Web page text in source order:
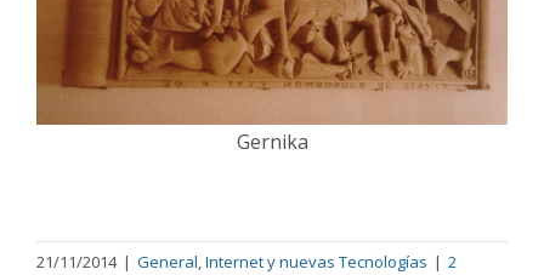
Gernika
21/11/2014 | General,Internet y nuevas Tecnologías | 2